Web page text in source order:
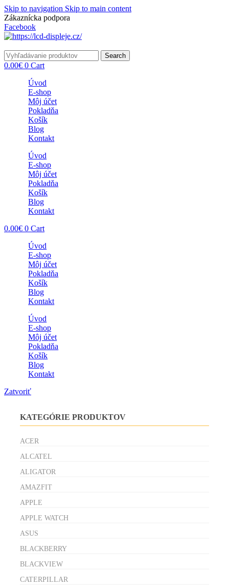
Skip to navigation Skip to main content
Zákaznícka podpora
Facebook
Search
0.00€ 0 Cart
Úvod
E-shop
Môj účet
Pokladňa
Košík
Blog
Kontakt
Úvod
E-shop
Môj účet
Pokladňa
Košík
Blog
Kontakt
0.00€ 0 Cart
Úvod
E-shop
Môj účet
Pokladňa
Košík
Blog
Kontakt
Úvod
E-shop
Môj účet
Pokladňa
Košík
Blog
Kontakt
Zatvoriť
KATEGÓRIE PRODUKTOV
ACER
ALCATEL
ALIGATOR
AMAZFIT
APPLE
APPLE WATCH
ASUS
BLACKBERRY
BLACKVIEW
CATERPILLAR